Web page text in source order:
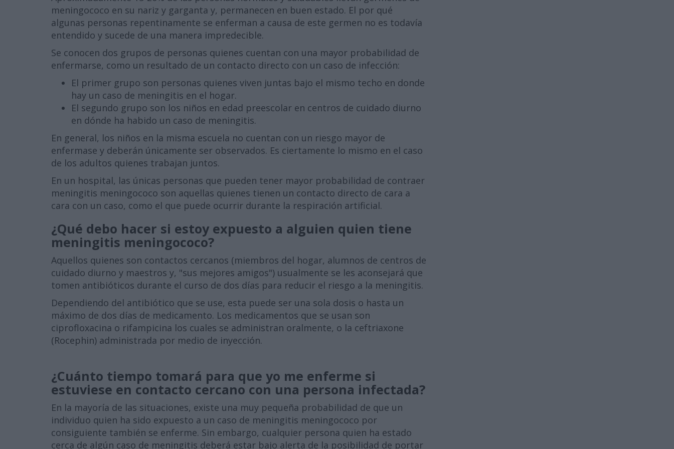
meningococo en su nariz y garganta y, permanecen en buen estado. El por qué
algunas personas repentinamente se enferman a causa de este germen no es todavía
entendido y sucede de una manera impredecible.
Se conocen dos grupos de personas quienes cuentan con una mayor probabilidad de
enfermarse, como un resultado de un contacto directo con un caso de infección:
El primer grupo son personas quienes viven juntas bajo el mismo techo en donde
hay un caso de meningitis en el hogar.
El segundo grupo son los niños en edad preescolar en centros de cuidado diurno
en dónde ha habido un caso de meningitis.
En general, los niños en la misma escuela no cuentan con un riesgo mayor de
enfermase y deberán únicamente ser observados. Es ciertamente lo mismo en el caso
de los adultos quienes trabajan juntos.
En un hospital, las únicas personas que pueden tener mayor probabilidad de contraer
meningitis meningococo son aquellas quienes tienen un contacto directo de cara a
cara con un caso, como el que puede ocurrir durante la respiración artificial.
¿Qué debo hacer si estoy expuesto a alguien quien tiene
meningitis meningococo?
Aquellos quienes son contactos cercanos (miembros del hogar, alumnos de centros de
cuidado diurno y maestros y, "sus mejores amigos") usualmente se les aconsejará que
tomen antibióticos durante el curso de dos días para reducir el riesgo a la meningitis.
Dependiendo del antibiótico que se use, esta puede ser una sola dosis o hasta un
máximo de dos días de medicamento. Los medicamentos que se usan son
ciprofloxacina o rifampicina los cuales se administran oralmente, o la ceftriaxone
(Rocephin) administrada por medio de inyección.
¿Cuánto tiempo tomará para que yo me enferme si
estuviese en contacto cercano con una persona infectada?
En la mayoría de las situaciones, existe una muy pequeña probabilidad de que un
individuo quien ha sido expuesto a un caso de meningitis meningococo por
consiguiente también se enferme. Sin embargo, cualquier persona quien ha estado
cerca de algún caso de meningitis deberá estar bajo alerta de la posibilidad de portar